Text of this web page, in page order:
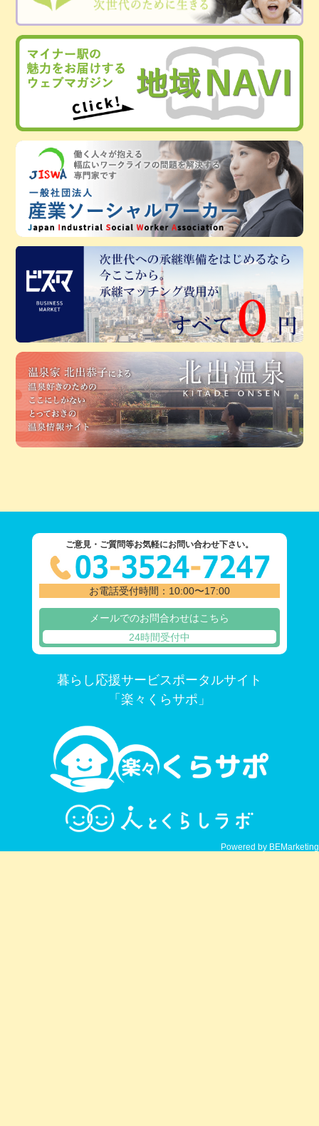
ご意見・ご質問等お気軽にお問い合わせ下さい。
お電話受付時間：10:00〜17:00
メールでのお問合わせはこちら
24時間受付中
暮らし応援サービスポータルサイト
「楽々くらサポ」
Powered by BEMarketing